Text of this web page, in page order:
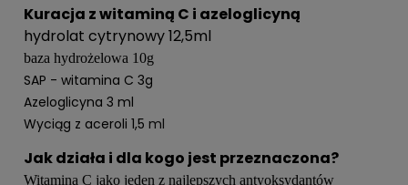
Kuracja z witaminą C i azeloglicyną
hydrolat cytrynowy 12,5ml
baza hydrożelowa 10g
SAP - witamina C 3g
Azeloglicyna 3 ml
Wyciąg z aceroli 1,5 ml
Jak działa i dla kogo jest przeznaczona?
Witamina C jako jeden z najlepszych antyoksydantów